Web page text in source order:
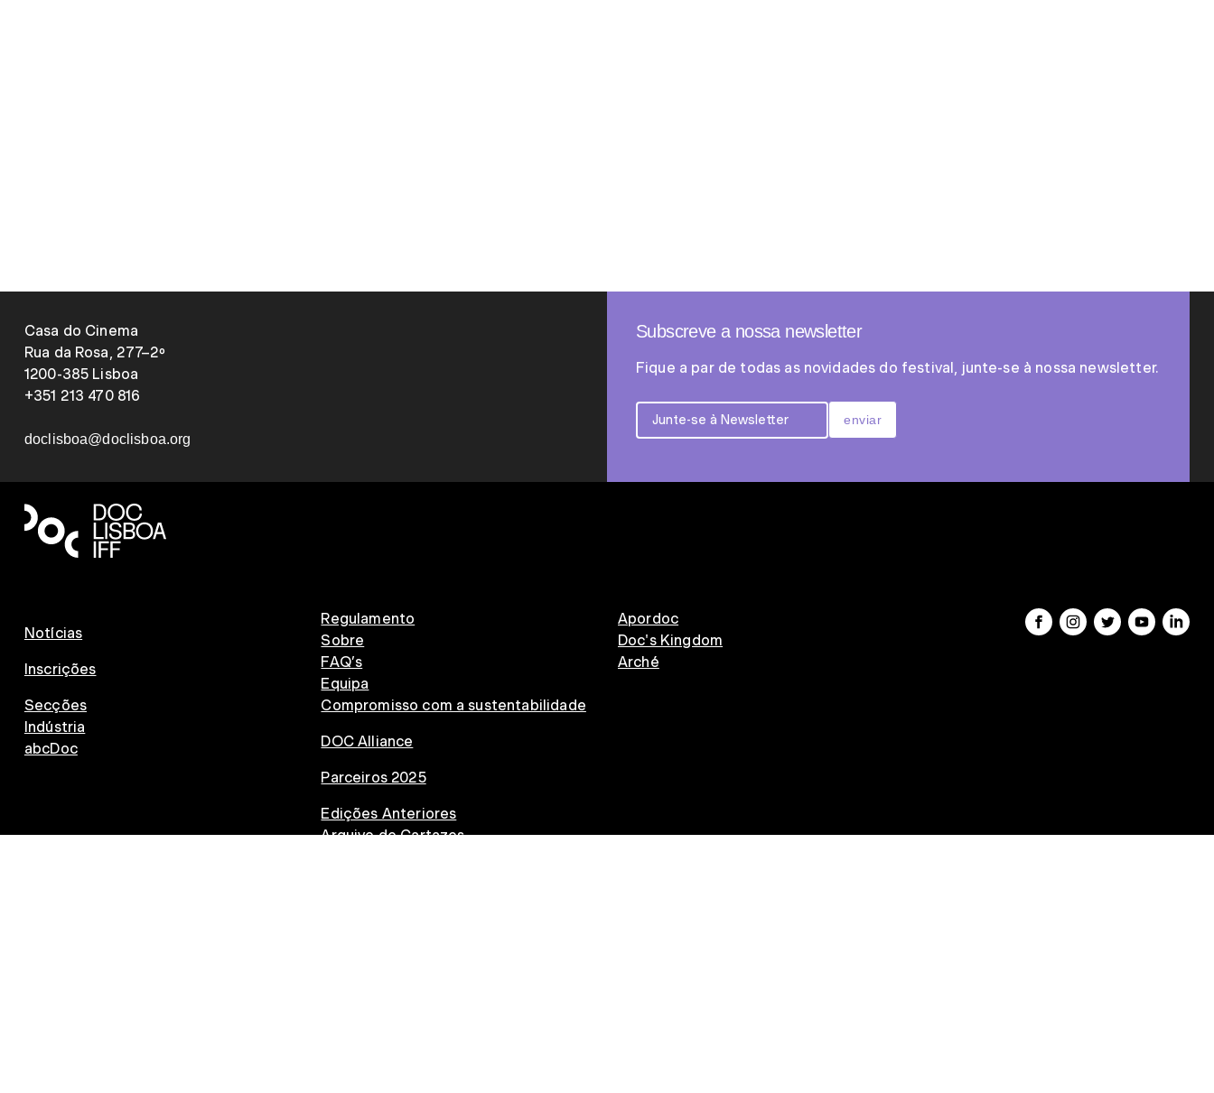
Casa do Cinema
Rua da Rosa, 277–2º
1200-385 Lisboa
+351 213 470 816
doclisboa@doclisboa.org
Subscreve a nossa newsletter
Fique a par de todas as novidades do festival, junte-se à nossa newsletter.
enviar
Notícias
Inscrições
Secções
Indústria
abcDoc
Regulamento
Sobre
FAQ’s
Equipa
Compromisso com a sustentabilidade
DOC Alliance
Parceiros 2025
Edições Anteriores
Arquivo de Cartazes
Apordoc
Doc's Kingdom
Arché